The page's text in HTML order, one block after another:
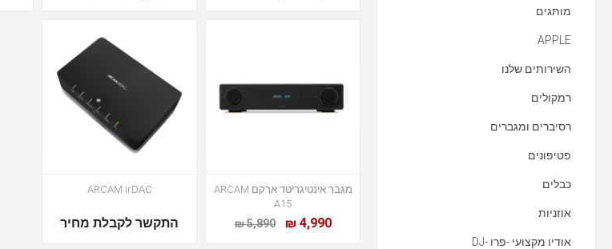
מגבר אינטיגריטד ארקם ARCAM
A15
4,990 ₪
5,890 ₪
ARCAM irDAC
התקשר לקבלת מחיר
מותגים
APPLE
השירותים שלנו
רמקולים
רסיברים ומגברים
פטיפונים
כבלים
אוזניות
אודיו מקצועי -פרו -DJ